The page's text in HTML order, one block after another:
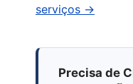
serviços →
Precisa de